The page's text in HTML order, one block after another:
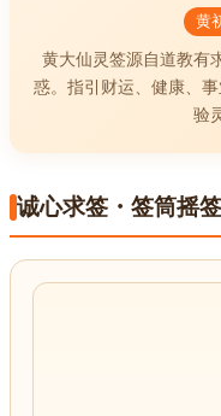
黄
黄大仙灵签源自道教有
惑。指引财运、健康、
验
诚心求签・签筒摇签